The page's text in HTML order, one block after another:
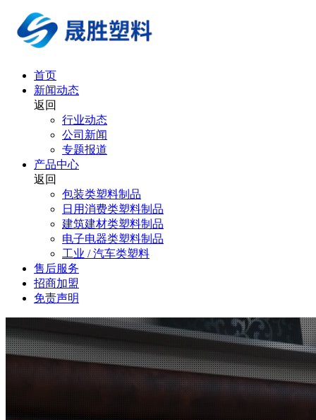
首页
新闻动态
返回
行业动态
公司新闻
专题报道
产品中心
返回
包装类塑料制品
日用消费类塑料制品
建筑建材类塑料制品
电子电器类塑料制品
工业 / 汽车类塑料
售后服务
招商加盟
免责声明